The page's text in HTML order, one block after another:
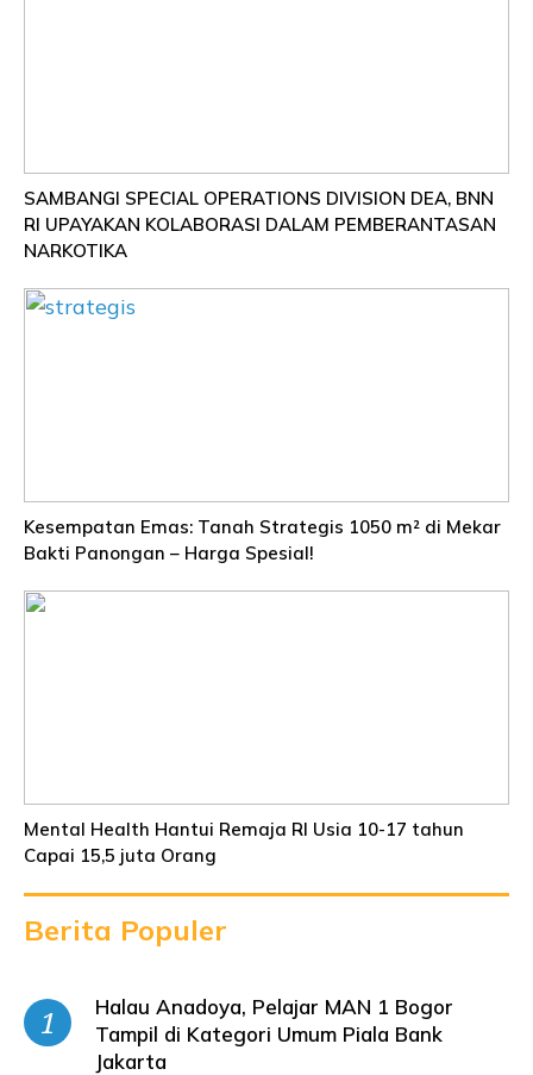
SAMBANGI SPECIAL OPERATIONS DIVISION DEA, BNN
RI UPAYAKAN KOLABORASI DALAM PEMBERANTASAN
NARKOTIKA
Kesempatan Emas: Tanah Strategis 1050 m² di Mekar
Bakti Panongan – Harga Spesial!
Mental Health Hantui Remaja RI Usia 10-17 tahun
Capai 15,5 juta Orang
Berita Populer
Halau Anadoya, Pelajar MAN 1 Bogor
Tampil di Kategori Umum Piala Bank
Jakarta